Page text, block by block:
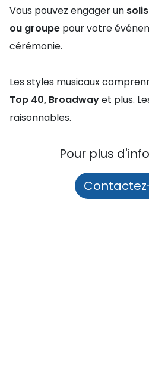
Vous pouvez engager un
ou groupe pour votre
cérémonie.
Les styles musicaux
Top 40, Broadwayet plus.
raisonnables.
Pour plus